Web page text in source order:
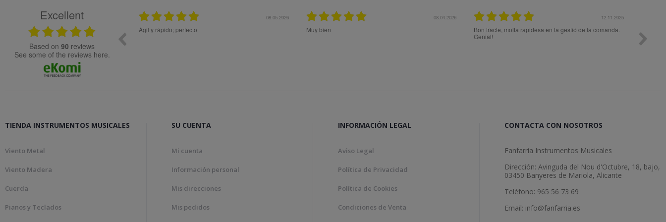
Excellent
based on 90 reviews
see some of the reviews here.
08.05.2026
Ágil y rápido; perfecto
08.04.2026
Muy bien
12.11.2025
Bon tracte, molta rapidesa en la gestió de la comanda.
Todo ok
TIENDA INSTRUMENTOS MUSICALES
Viento Metal
Viento Madera
Cuerda
Pianos y Teclados
SU CUENTA
Mi cuenta
Información personal
Mis direcciones
Mis pedidos
INFORMACIÓN LEGAL
Aviso Legal
Política de Privacidad
Política de Cookies
Condiciones de Venta
CONTACTA CON NOSOTROS
Fanfarria Instrumentos Musicales
Dirección: Avinguda del Nou d'Octubre, 18, bajo,
03450 Banyeres de Mariola, Alicante
Teléfono: 965 56 73 69
Email: info@fanfarria.es